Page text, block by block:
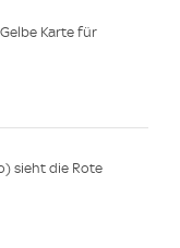
Karte für
sieht die Rote